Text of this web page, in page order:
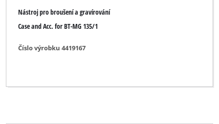
Nástroj pro broušení a gravírování
Case and Acc. for BT-MG 135/1
Číslo výrobku 4419167